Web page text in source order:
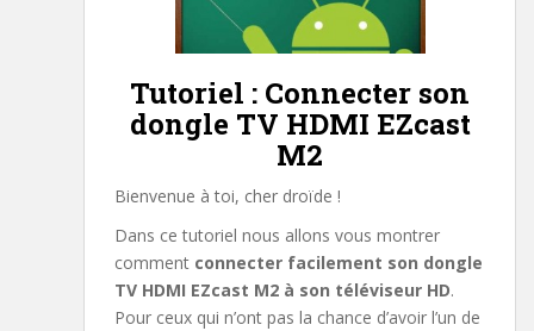
Tutoriel : Connecter son
dongle TV HDMI EZcast
M2
Bienvenue à toi, cher droïde !
Dans ce tutoriel nous allons vous montrer
comment connecter facilement son dongle
TV HDMI EZcast M2 à son téléviseur HD.
Pour ceux qui n’ont pas la chance d’avoir l’un de